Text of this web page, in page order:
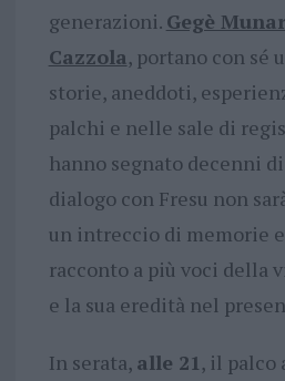
generazioni. Gegè
Cazzola, portano con sé
storie, aneddoti,
palchi e nelle sale di
hanno segnato decenni
dialogo con Fresu non
un intreccio di memorie
racconto a più voci della
e la sua eredità nel
In serata, alle 21, il